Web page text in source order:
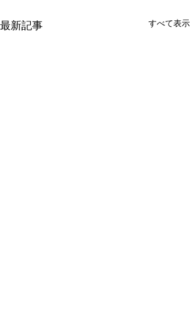
最新記事 すべて表示